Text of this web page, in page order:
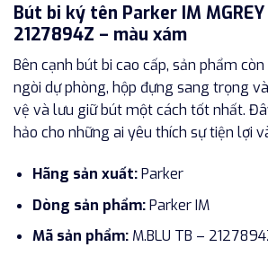
Bút bi ký tên Parker IM MGREY
2127894Z – màu xám
Bên cạnh bút bi cao cấp, sản phẩm
ngòi dự phòng, hộp đựng sang trọng
vệ và lưu giữ bút một cách tốt nhất.
hảo cho những ai yêu thích sự tiện lợi
Hãng sản xuất:Parker
Dòng sản phẩm:Parker IM
Mã sản phẩm:M.BLU TB –